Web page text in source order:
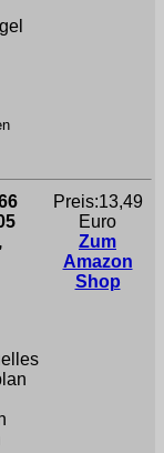
Preis:13,49
Euro
Zum
Amazon
Shop